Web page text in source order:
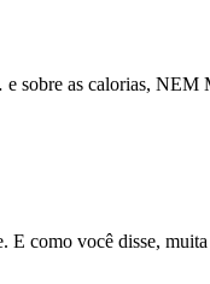
sobre as calorias,
como você disse,